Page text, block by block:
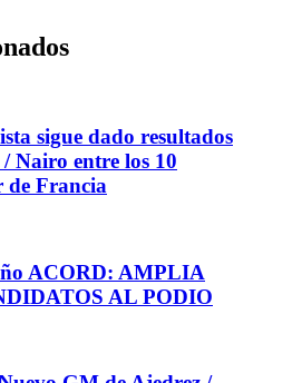
sigue dado resultados
Nairo entre los 10
de Francia
ACORD: AMPLIA
AL PODIO